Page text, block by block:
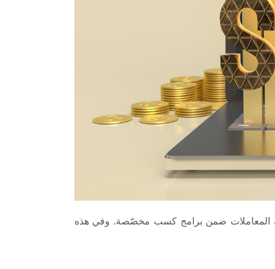
المعاملات ضمن برامج كسب مخصّصة. وفي هذه